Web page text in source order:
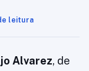
leitura
Alvarez, de